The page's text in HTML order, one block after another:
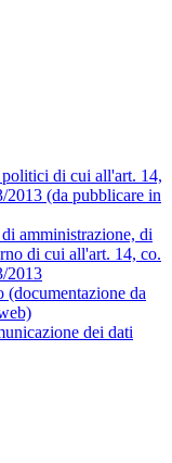
di cui all'art. 14,
2013 (da pubblicare in
amministrazione, di
di cui all'art. 14, co.
2013
(documentazione da
dei dati